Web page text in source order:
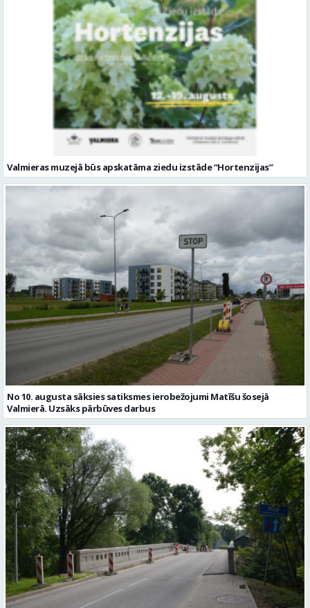
Valmieras muzejā būs apskatāma ziedu izstāde “Hortenzijas”
No 10. augusta sāksies satiksmes ierobežojumi Matīšu šosejā
Valmierā. Uzsāks pārbūves darbus
Valmieras novadā turpina sakārtot tiltus – šogad remontēs piecus